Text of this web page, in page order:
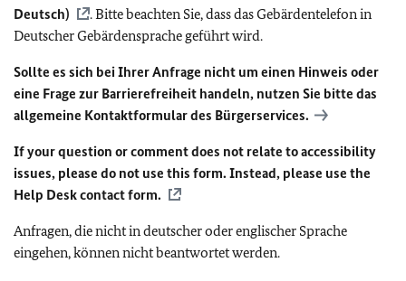
Deutsch)
. Bitte beachten Sie, dass das Gebärdentelefon in
Deutscher Gebärdensprache geführt wird.
Sollte es sich bei Ihrer Anfrage nicht um einen Hinweis oder
eine Frage zur Barrierefreiheit handeln, nutzen Sie bitte das
allgemeine Kontaktformular des Bürgerservices.
If your question or comment does not relate to accessibility
issues, please do not use this form. Instead, please use the
Help Desk contact form.
Anfragen, die nicht in deutscher oder englischer Sprache
eingehen, können nicht beantwortet werden.